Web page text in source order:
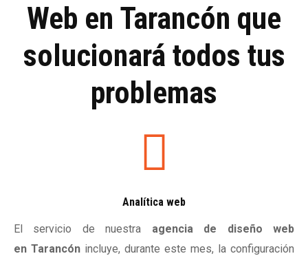
Web en Tarancón que
solucionará todos tus
problemas
Analítica web
El servicio de nuestra agencia de diseño web
en Tarancón incluye, durante este mes, la configuración